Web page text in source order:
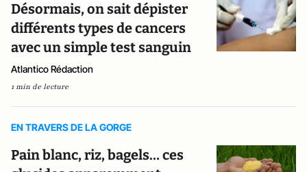
Désormais, on sait dépister
différents types de cancers
avec un simple test sanguin
Atlantico Rédaction
1 min de lecture
EN TRAVERS DE LA GORGE
Pain blanc, riz, bagels… ces